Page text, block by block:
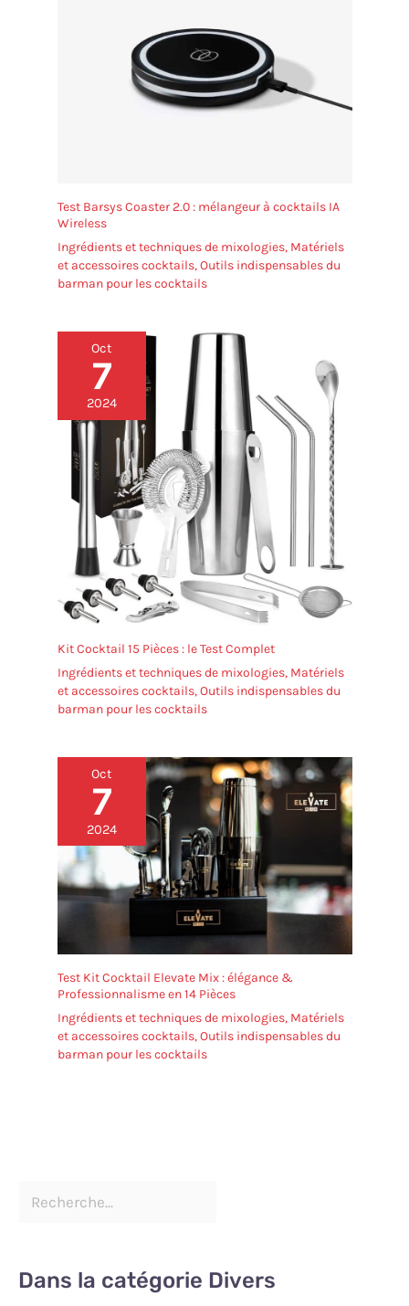
Test Barsys Coaster 2.0 : mélangeur à cocktails IA
Wireless
Ingrédients et techniques de mixologies, Matériels
et accessoires cocktails,Outils indispensables du
barman pour les cocktails
Oct
7
2024
Kit Cocktail 15 Pièces : le Test Complet
Ingrédients et techniques de mixologies, Matériels
et accessoires cocktails,Outils indispensables du
barman pour les cocktails
Oct
7
2024
Test Kit Cocktail Elevate Mix : élégance &
Professionnalisme en 14 Pièces
Ingrédients et techniques de mixologies, Matériels
et accessoires cocktails,Outils indispensables du
barman pour les cocktails
Dans la catégorie Divers